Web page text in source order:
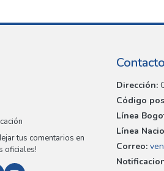
tus comentarios en
oficiales!
Dirección:
Código
Línea
Línea
Correo: